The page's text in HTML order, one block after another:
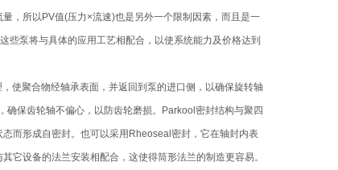
，所以PV值(压力×流速)也是另外一个限制因素，而且是一
些泵将与具体的应用工艺相配合，以使系统能力及价格达到
使聚合物经轴承表面，并返回到泵的进口侧，以确保旋转轴
确保齿轮轴不偏心，以防齿轮磨损。Parkool密封结构与聚四
而形成自密封。也可以采用Rheoseal密封，它在轴封内表
它设备的法兰安装相配合，这使得筒形法兰的制造更容易。